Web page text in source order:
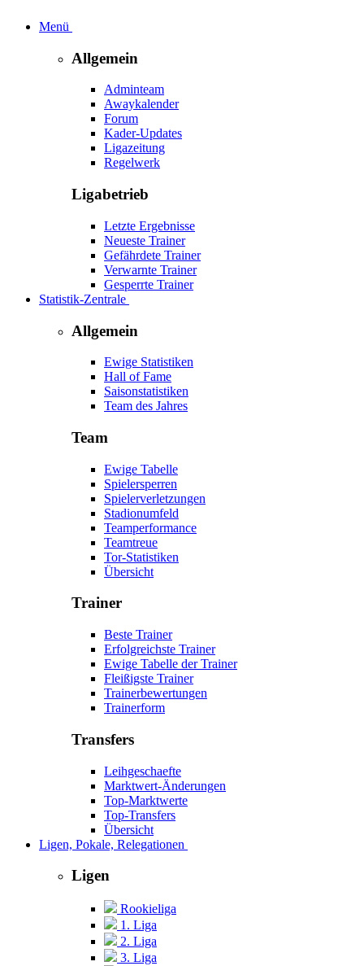
Menü
Allgemein
Adminteam
Awaykalender
Forum
Kader-Updates
Ligazeitung
Regelwerk
Ligabetrieb
Letzte Ergebnisse
Neueste Trainer
Gefährdete Trainer
Verwarnte Trainer
Gesperrte Trainer
Statistik-Zentrale
Allgemein
Ewige Statistiken
Hall of Fame
Saisonstatistiken
Team des Jahres
Team
Ewige Tabelle
Spielersperren
Spielerverletzungen
Stadionumfeld
Teamperformance
Teamtreue
Tor-Statistiken
Übersicht
Trainer
Beste Trainer
Erfolgreichste Trainer
Ewige Tabelle der Trainer
Fleißigste Trainer
Trainerbewertungen
Trainerform
Transfers
Leihgeschaefte
Marktwert-Änderungen
Top-Marktwerte
Top-Transfers
Übersicht
Ligen, Pokale, Relegationen
Ligen
Rookieliga
1. Liga
2. Liga
3. Liga